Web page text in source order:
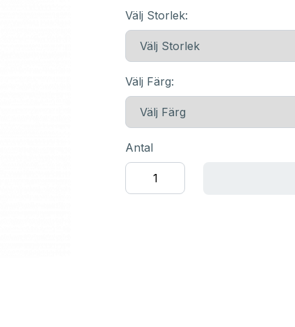
Välj Storlek:
Välj Färg:
Antal